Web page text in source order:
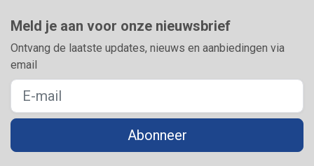
Meld je aan voor onze nieuwsbrief
Ontvang de laatste updates, nieuws en aanbiedingen via
email
Abonneer